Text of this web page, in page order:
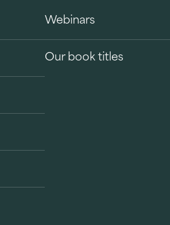
Webinars
Our book titles